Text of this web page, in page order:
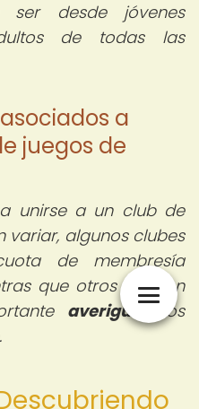
ser desde jóvenes
de todas las
a
juegos de
unirse a un club de
variar, algunos clubes
de membresía
que otros pueden
averiguarlos